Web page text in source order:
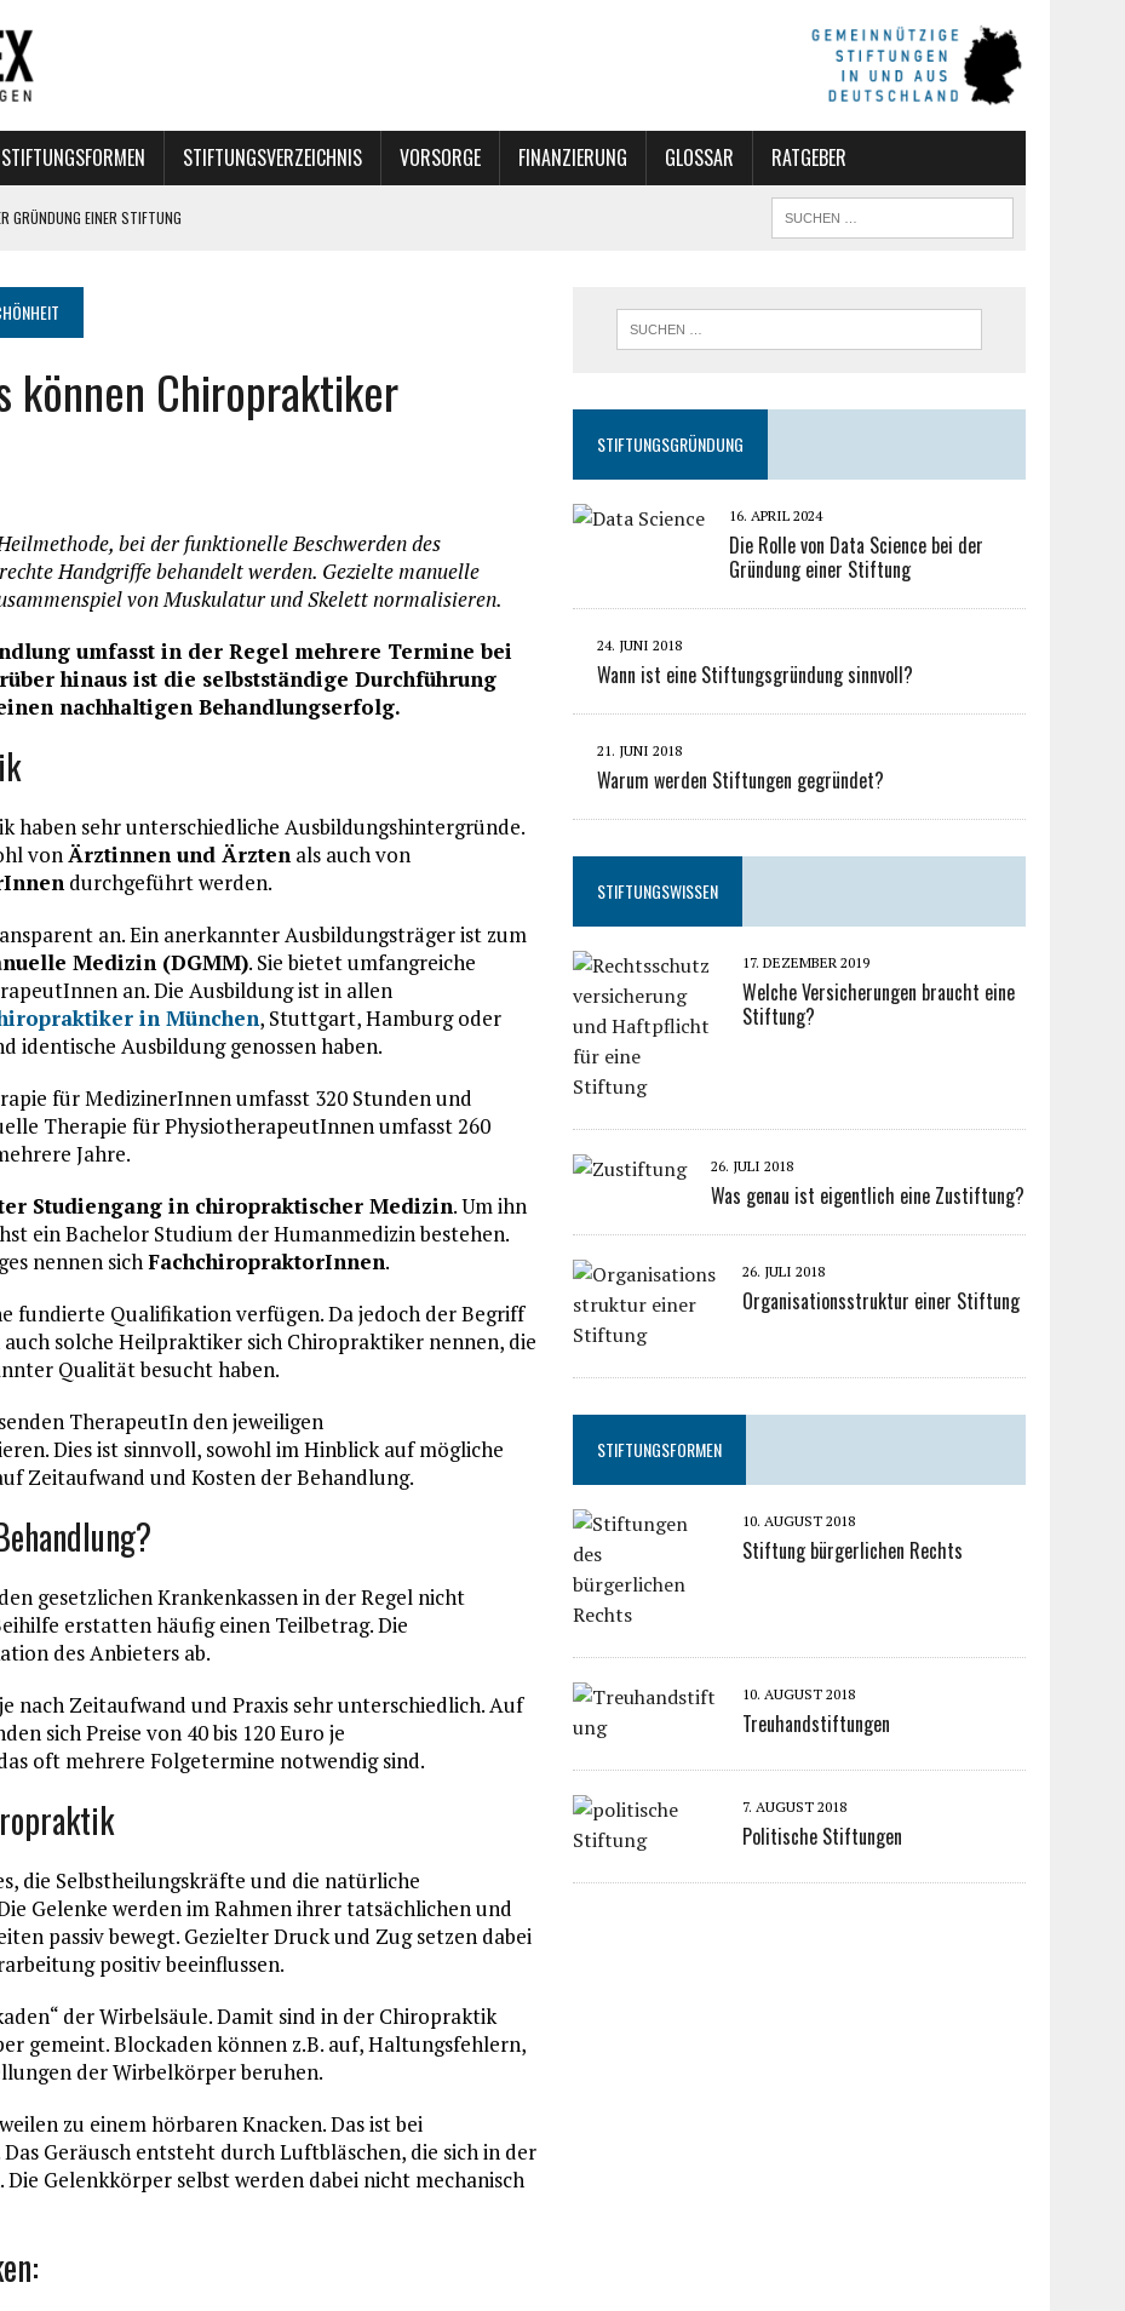
STIFTUNGSFORMEN STIFTUNGSVERZEICHNIS VORSORGE FINANZIERUNG GLOSSAR RATGEBER
EINE STIFTUNG?
EINER STIFTUNG
können Chiropraktiker
bei der funktionelle Beschwerden des
Handgriffe behandelt werden. Gezielte manuelle
von Muskulatur und Skelett normalisieren.
umfasst in der Regel mehrere Termine bei
hinaus ist die selbstständige Durchführung
nachhaltigen Behandlungserfolg.
haben sehr unterschiedliche Ausbildungshintergründe.
vonÄrztinnen und Ärzten als auch von
durchgeführt werden.
an. Ein anerkannter Ausbildungsträger ist zum
Medizin (DGMM). Sie bietet umfangreiche
an. Die Ausbildung ist in allen
in München, Stuttgart, Hamburg oder
identische Ausbildung genossen haben.
für MedizinerInnen umfasst 320 Stunden und
Therapie für PhysiotherapeutInnen umfasst 260
Jahre.
Studiengang in chiropraktischer Medizin. Um ihn
ein Bachelor Studium der Humanmedizin bestehen.
nennen sichFachchiropraktorInnen.
fundierte Qualifikation verfügen. Da jedoch der Begriff
solche Heilpraktiker sich Chiropraktiker nennen, die
Qualität besucht haben.
TherapeutIn den jeweiligen
Dies ist sinnvoll, sowohl im Hinblick auf mögliche
Zeitaufwand und Kosten der Behandlung.
gesetzlichen Krankenkassen in der Regel nicht
erstatten häufig einen Teilbetrag. Die
des Anbieters ab.
nach Zeitaufwand und Praxis sehr unterschiedlich. Auf
sich Preise von 40 bis 120 Euro je
oft mehrere Folgetermine notwendig sind.
die Selbstheilungskräfte und die natürliche
Gelenke werden im Rahmen ihrer tatsächlichen und
passiv bewegt. Gezielter Druck und Zug setzen dabei
positiv beeinflussen.
der Wirbelsäule. Damit sind in der Chiropraktik
gemeint. Blockaden können z.B. auf, Haltungsfehlern,
der Wirbelkörper beruhen.
zu einem hörbaren Knacken. Das ist bei
Geräusch entsteht durch Luftbläschen, die sich in der
Gelenkkörper selbst werden dabei nicht mechanisch
STIFTUNGSGRÜNDUNG
16. APRIL 2024
Die Rolle von Data Science bei der
Gründung einer Stiftung
24. JUNI 2018
Wann ist eine Stiftungsgründung sinnvoll?
21. JUNI 2018
Warum werden Stiftungen gegründet?
STIFTUNGSWISSEN
17. DEZEMBER 2019
Welche Versicherungen braucht eine
Stiftung?
26. JULI 2018
Was genau ist eigentlich eine Zustiftung?
26. JULI 2018
Organisationsstruktur einer Stiftung
STIFTUNGSFORMEN
10. AUGUST 2018
Stiftung bürgerlichen Rechts
10. AUGUST 2018
Treuhandstiftungen
7. AUGUST 2018
Politische Stiftungen